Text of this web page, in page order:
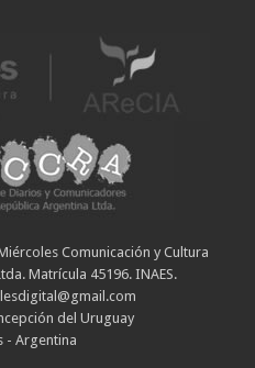
Comunicación y Cultura
Matrícula 45196. INAES.
del Uruguay
- Argentina